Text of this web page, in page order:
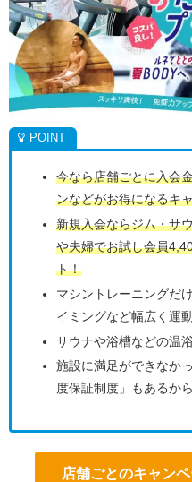
今なら店舗ごとに入会
ンなどがお得になるキ
新規入会ならジム・サ
や夫婦でお試し会員
ト！
マシントレーニングだ
イミングなど幅広く運
サウナや浴槽などの温
施設に満足ができなか
度保証制度」もあるか
店舗ごとのキャン